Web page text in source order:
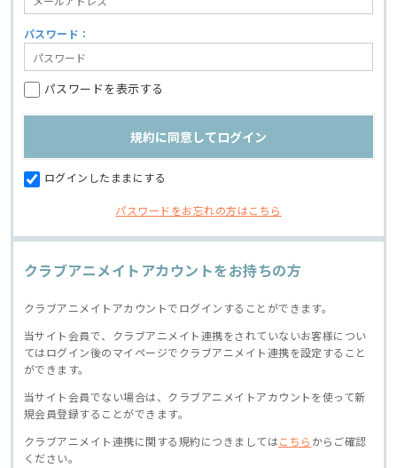
パスワード：
パスワードを表示する
ログインしたままにする
パスワードをお忘れの方はこちら
クラブアニメイトアカウントをお持ちの方
クラブアニメイトアカウントでログインすることができます。
当サイト会員で、クラブアニメイト連携をされていないお客様につい
てはログイン後のマイページでクラブアニメイト連携を設定すること
ができます。
当サイト会員でない場合は、クラブアニメイトアカウントを使って新
規会員登録することができます。
クラブアニメイト連携に関する規約につきましてはこちら からご確認
ください。